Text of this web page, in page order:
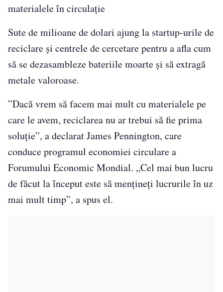
materialele în circulație
Sute de milioane de dolari ajung la startup-urile de
reciclare și centrele de cercetare pentru a afla cum
să se dezasambleze bateriile moarte și să extragă
metale valoroase.
”Dacă vrem să facem mai mult cu materialele pe
care le avem, reciclarea nu ar trebui să fie prima
soluție”, a declarat James Pennington, care
conduce programul economiei circulare a
Forumului Economic Mondial. „Cel mai bun lucru
de făcut la început este să mențineți lucrurile în uz
mai mult timp”, a spus el.